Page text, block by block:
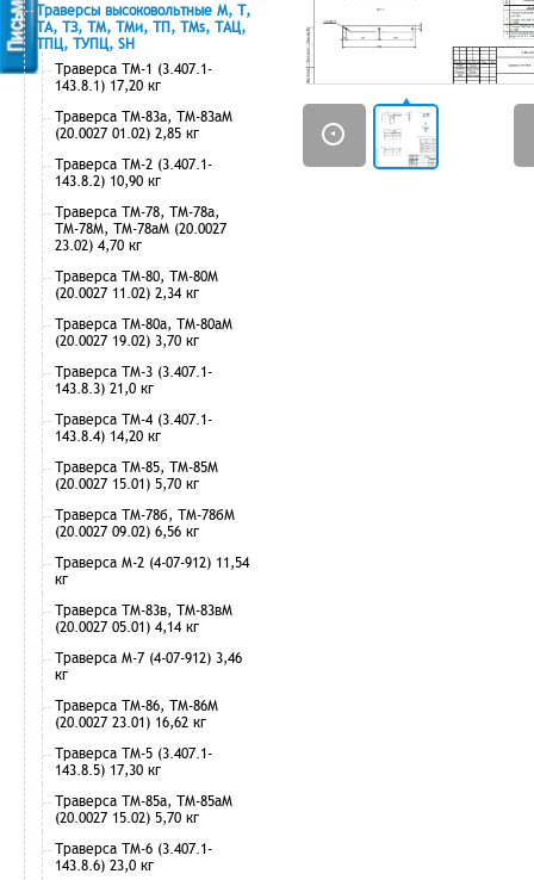
Траверсы высоковольтные М, Т,
ТА, ТЗ, ТМ, ТМи, ТП, ТМs, ТАЦ,
ТПЦ, ТУПЦ, SH
Траверса ТМ-1 (3.407.1-
143.8.1) 17,20 кг
Траверса ТМ-83а, ТМ-83аМ
(20.0027 01.02) 2,85 кг
Траверса ТМ-2 (3.407.1-
143.8.2) 10,90 кг
Траверса ТМ-78, ТМ-78а,
ТМ-78М, ТМ-78аМ (20.0027
23.02) 4,70 кг
Траверса ТМ-80, ТМ-80М
(20.0027 11.02) 2,34 кг
Траверса ТМ-80а, ТМ-80аМ
(20.0027 19.02) 3,70 кг
Траверса ТМ-3 (3.407.1-
143.8.3) 21,0 кг
Траверса ТМ-4 (3.407.1-
143.8.4) 14,20 кг
Траверса ТМ-85, ТМ-85М
(20.0027 15.01) 5,70 кг
Траверса ТМ-78б, ТМ-78бМ
(20.0027 09.02) 6,56 кг
Траверса М-2 (4-07-912) 11,54
кг
Траверса ТМ-83в, ТМ-83вМ
(20.0027 05.01) 4,14 кг
Траверса М-7 (4-07-912) 3,46
кг
Траверса ТМ-86, ТМ-86М
(20.0027 23.01) 16,62 кг
Траверса ТМ-5 (3.407.1-
143.8.5) 17,30 кг
Траверса ТМ-85а, ТМ-85аМ
(20.0027 15.02) 5,70 кг
Траверса ТМ-6 (3.407.1-
143.8.6) 23,0 кг